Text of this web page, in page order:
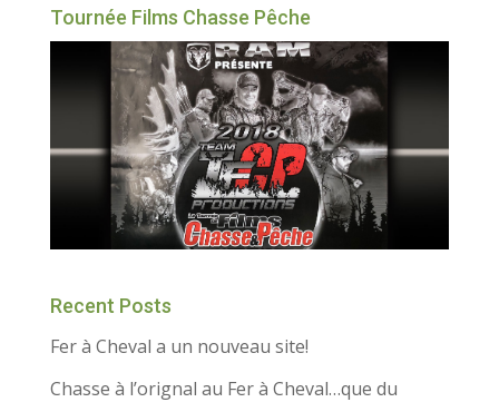
Tournée Films Chasse Pêche
Recent Posts
Fer à Cheval a un nouveau site!
Chasse à l’orignal au Fer à Cheval…que du